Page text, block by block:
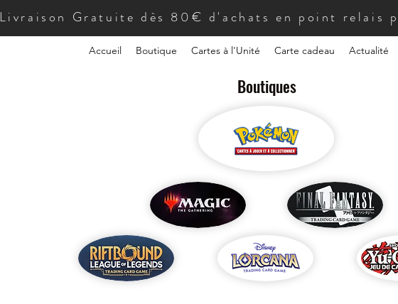
Livraison Gratuite dès 80€ d'achats en point relais
Accueil Boutique Cartes à l'Unité Carte cadeau Actualité
Boutiques